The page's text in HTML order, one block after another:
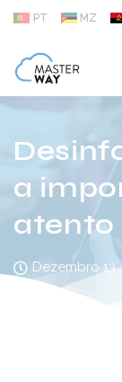
PT MZ
a
atento
Dezembro 13,